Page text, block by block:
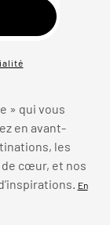
» qui vous
en avant-
les
cœur, et nos
En